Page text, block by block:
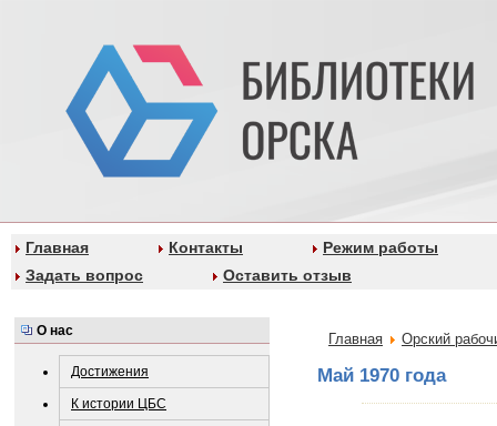
Главная Контакты
Режим работы
Задать вопрос
Оставить отзыв
О нас
Достижения
К истории ЦБС
Главная Орский
Май 1970 года